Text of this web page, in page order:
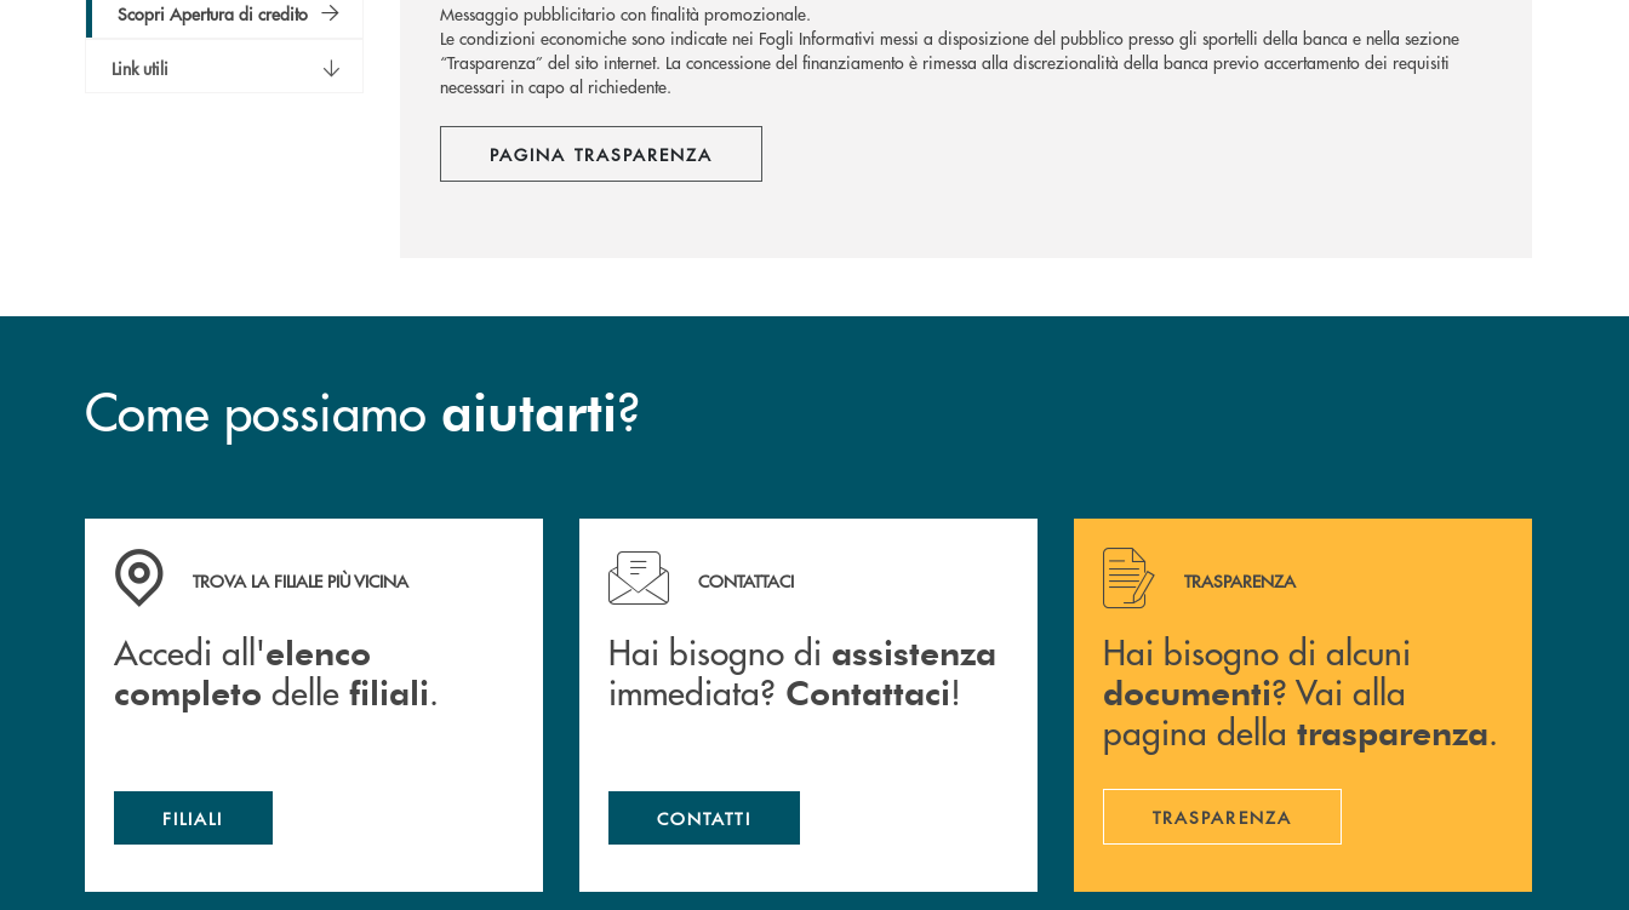
Scopri Apertura di credito
Link utili
Messaggio pubblicitario con finalità promozionale.
Le condizioni economiche sono indicate nei Fogli Informativi messi a disposizione del pubblico presso gli sportelli della banca e nella sezione
“Trasparenza” del sito internet. La concessione del finanziamento è rimessa alla discrezionalità della banca previo accertamento dei requisiti
necessari in capo al richiedente.
PAGINA TRASPARENZA
Come possiamo aiutarti?
Accedi all' elenco completo delle filiali .
TROVA LA FILIALE PIÙ VICINA
Accedi all'elenco
completo delle filiali.
FILIALI
Hai bisogno di assistenza immediata? Contattaci !
CONTATTACI
Hai bisogno di assistenza
immediata? Contattaci!
CONTATTI
Hai bisogno di alcuni documenti ? Vai alla pagina della
TRASPARENZA
Hai bisogno di alcuni
documenti? Vai alla
pagina della trasparenza.
TRASPARENZA